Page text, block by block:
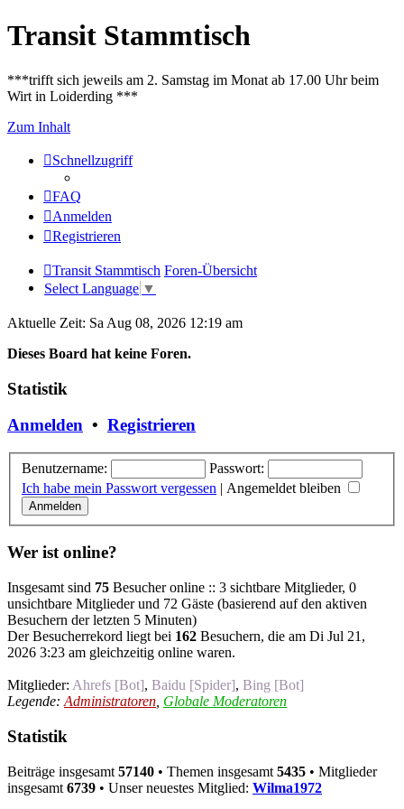
Transit Stammtisch
***trifft sich jeweils am 2. Samstag im Monat ab 17.00 Uhr beim
Wirt in Loiderding ***
Zum Inhalt
Schnellzugriff
FAQ
Anmelden
Registrieren
Transit Stammtisch Foren-Übersicht
Select Language ▼
Aktuelle Zeit: Sa Aug 08, 2026 12:19 am
Dieses Board hat keine Foren.
Statistik
Anmelden • Registrieren
Benutzername:
Passwort:
Ich habe mein Passwort vergessen | Angemeldet bleiben
Wer ist online?
Insgesamt sind 75 Besucher online :: 3 sichtbare Mitglieder, 0
unsichtbare Mitglieder und 72 Gäste (basierend auf den aktiven
Besuchern der letzten 5 Minuten)
Der Besucherrekord liegt bei 162 Besuchern, die am Di Jul 21,
2026 3:23 am gleichzeitig online waren.
Mitglieder: Ahrefs [Bot], Baidu [Spider], Bing [Bot]
Legende: Administratoren Globale Moderatoren
Statistik
Beiträge insgesamt 57140 • Themen insgesamt 5435 • Mitglieder
insgesamt 6739 • Unser neuestes Mitglied: Wilma1972